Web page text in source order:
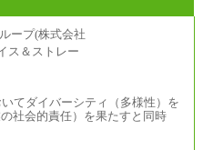
員）
奈川〉219,000 円
円
円 〈福岡〉1
給185,000 円～210,000 円 ※勤務
てダイバーシティ（多様性）を
社会的責任）を果たすと同時